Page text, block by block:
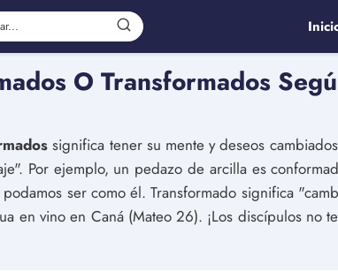
O Transformados
significa tener su mente y deseos
Por ejemplo, un pedazo de arcilla es
ser como él. Transformado significa
en vino en Caná (Mateo 26). ¡Los discípulos no